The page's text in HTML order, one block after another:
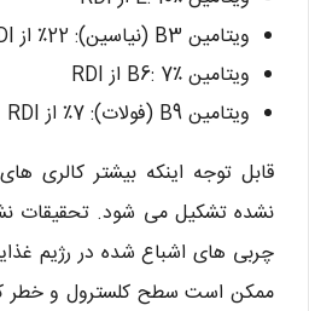
ویتامین B3 (نیاسین): 22٪ از RDI
ویتامین B6: 7٪ از RDI
ویتامین B9 (فولات): 7٪ از RDI
قابل توجه اینکه بیشتر کالری
نشده تشکیل می شود. تحقیقات
چربی های اشباع شده در رژیم
ممکن است سطح کلسترول و خطر